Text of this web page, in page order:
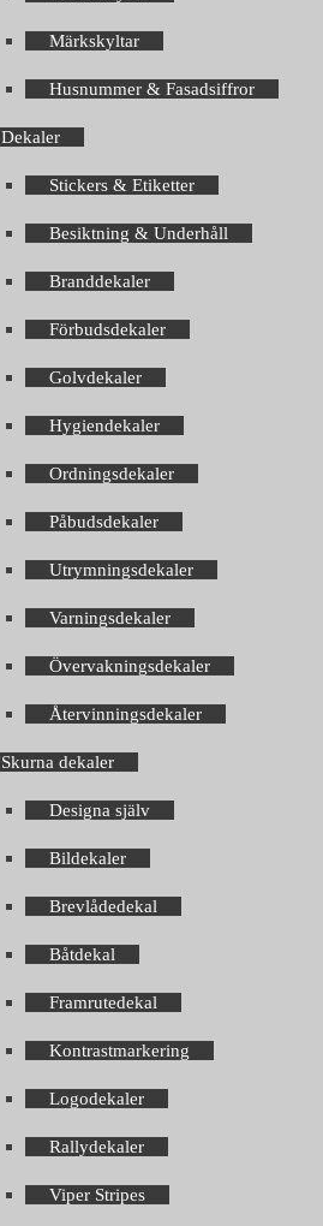
Märkskyltar
Husnummer & Fasadsiffror
Dekaler
Stickers & Etiketter
Besiktning & Underhåll
Branddekaler
Förbudsdekaler
Golvdekaler
Hygiendekaler
Ordningsdekaler
Påbudsdekaler
Utrymningsdekaler
Varningsdekaler
Övervakningsdekaler
Återvinningsdekaler
Skurna dekaler
Designa själv
Bildekaler
Brevlådedekal
Båtdekal
Framrutedekal
Kontrastmarkering
Logodekaler
Rallydekaler
Viper Stripes